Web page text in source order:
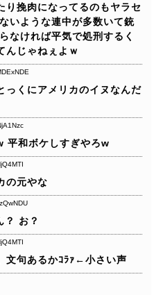
り挽肉になってるのもヤラセ
いような連中が多数いて銃
なければ平気で処刑するく
んじゃねぇよｗ
っくにアメリカのイヌなんだ
平和ボケしすぎやろw
の元やな
？ お？
文句あるかｺﾗｧ←小さい声